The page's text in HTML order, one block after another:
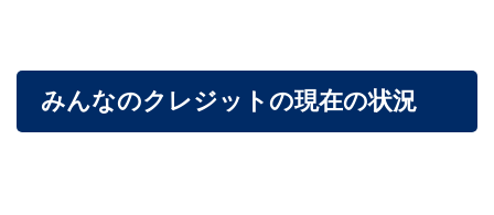
みんなのクレジットの現在の状況